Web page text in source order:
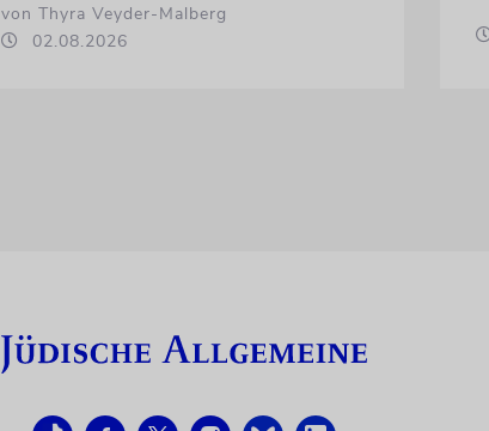
von Thyra Veyder-Malberg
02.08.2026